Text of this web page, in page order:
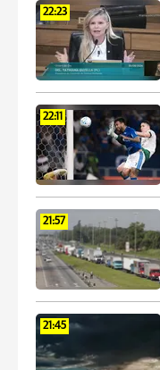
22:23
22:11
21:57
21:45